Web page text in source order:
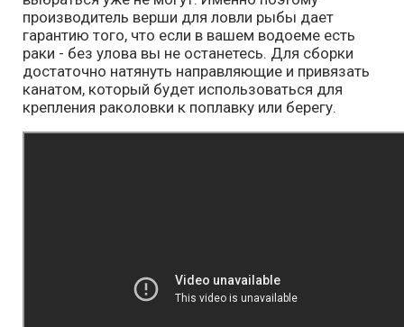
производитель верши для ловли рыбы дает
гарантию того, что если в вашем водоеме есть
раки - без улова вы не останетесь. Для сборки
достаточно натянуть направляющие и привязать
канатом, который будет использоваться для
крепления раколовки к поплавку или берегу.